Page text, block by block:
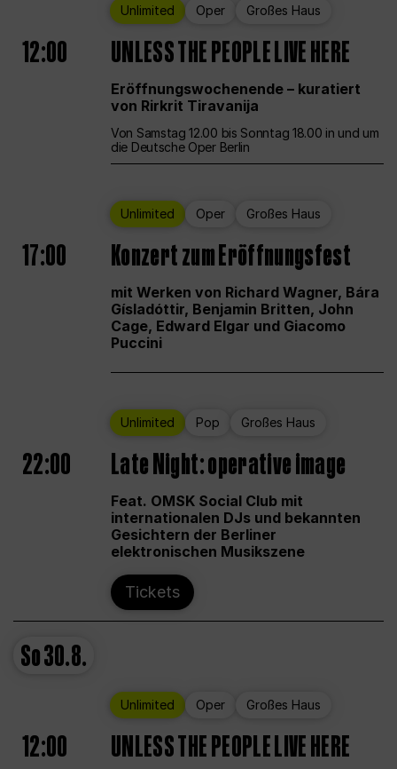
Unlimited Oper Großes Haus
12:00 UNLESS THE PEOPLE LIVE HERE
Eröffnungswochenende – kuratiert
von Rirkrit Tiravanija
Von Samstag 12.00 bis Sonntag 18.00 in und um
die Deutsche Oper Berlin
Unlimited Oper Großes Haus
17:00 Konzert zum Eröffnungsfest
mit Werken von Richard Wagner, Bára
Gísladóttir, Benjamin Britten, John
Cage, Edward Elgar und Giacomo
Puccini
Unlimited Pop Großes Haus
22:00 Late Night: operative image
Feat. OMSK Social Club mit
internationalen DJs und bekannten
Gesichtern der Berliner
elektronischen Musikszene
Tickets
So30.8.
Unlimited Oper Großes Haus
12:00 UNLESS THE PEOPLE LIVE HERE